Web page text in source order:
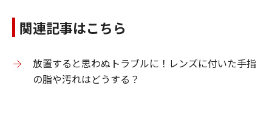
関連記事はこちら
放置すると思わぬトラブルに！レンズに付いた手指
の脂や汚れはどうする？